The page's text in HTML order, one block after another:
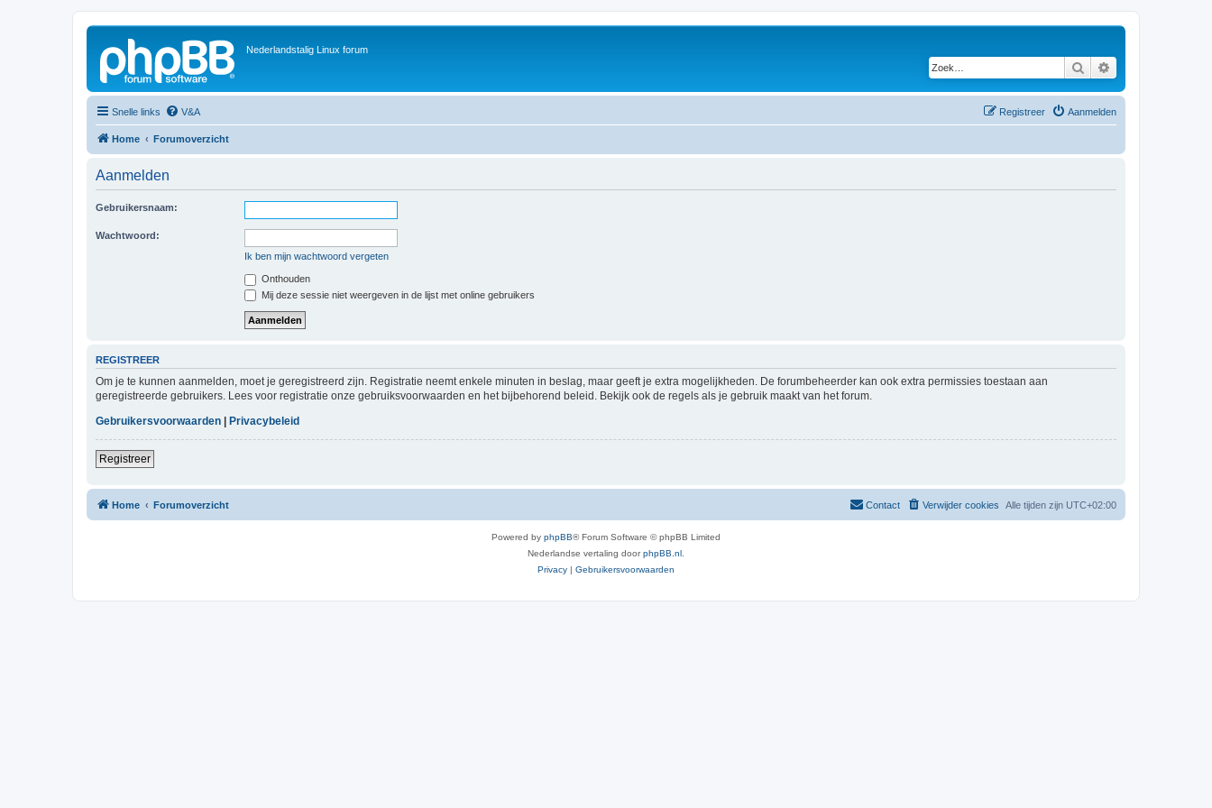
Nederlandstalig Linux forum
Zoek
Snelle links V&A Aanmelden
Registreer
Home Forumoverzicht
Aanmelden
Gebruikersnaam:
Wachtwoord:
Ik ben mijn wachtwoord vergeten
Onthouden
Mij deze sessie niet weergeven in de lijst met online gebruikers
REGISTREER
Om je te kunnen aanmelden, moet je geregistreerd zijn. Registratie neemt enkele minuten in beslag, maar geeft je extra mogelijkheden. De forumbeheerder kan ook extra permissies toestaan aan
geregistreerde gebruikers. Lees voor registratie onze gebruiksvoorwaarden en het bijbehorend beleid. Bekijk ook de regels als je gebruik maakt van het forum.
Gebruikersvoorwaarden | Privacybeleid
Registreer
Home Forumoverzicht Alle tijden zijn UTC+02:00
Verwijder cookies
Contact
Powered by phpBB® Forum Software © phpBB Limited
Nederlandse vertaling doorphpBB.nl
Privacy | Gebruikersvoorwaarden